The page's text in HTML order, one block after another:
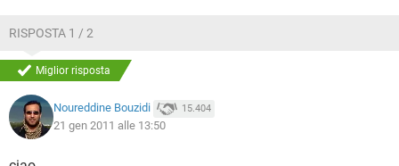
RISPOSTA 1 / 2
Miglior risposta
Noureddine Bouzidi 15.404
21 gen 2011 alle 13:50